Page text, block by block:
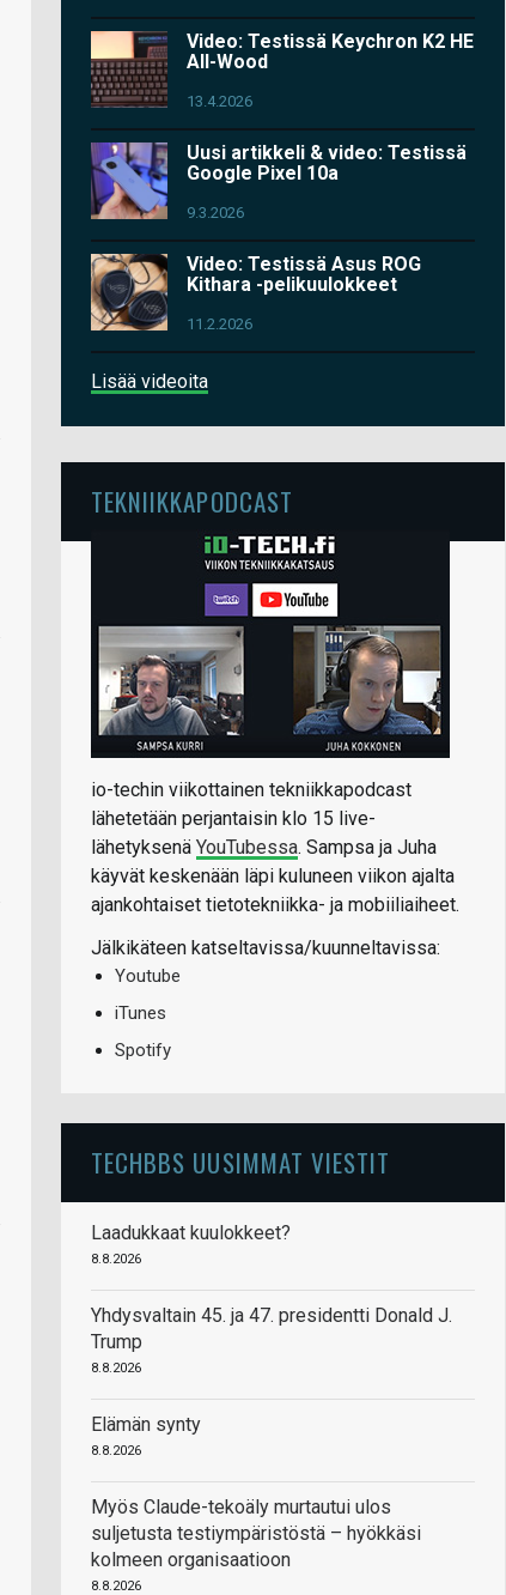
Video: Testissä Keychron K2 HE
All-Wood
13.4.2026
Uusi artikkeli & video: Testissä
Google Pixel 10a
9.3.2026
Video: Testissä Asus ROG
Kithara -pelikuulokkeet
11.2.2026
Lisää videoita
TEKNIIKKAPODCAST
io-techin viikottainen tekniikkapodcast
lähetetään perjantaisin klo 15 live-
lähetyksenä YouTubessa. Sampsa ja Juha
käyvät keskenään läpi kuluneen viikon ajalta
ajankohtaiset tietotekniikka- ja mobiiliaiheet.
Jälkikäteen katseltavissa/kuunneltavissa:
Youtube
iTunes
Spotify
TECHBBS UUSIMMAT VIESTIT
Laadukkaat kuulokkeet?
8.8.2026
Yhdysvaltain 45. ja 47. presidentti Donald J.
Trump
8.8.2026
Elämän synty
8.8.2026
Myös Claude-tekoäly murtautui ulos
suljetusta testiympäristöstä – hyökkäsi
kolmeen organisaatioon
8.8.2026